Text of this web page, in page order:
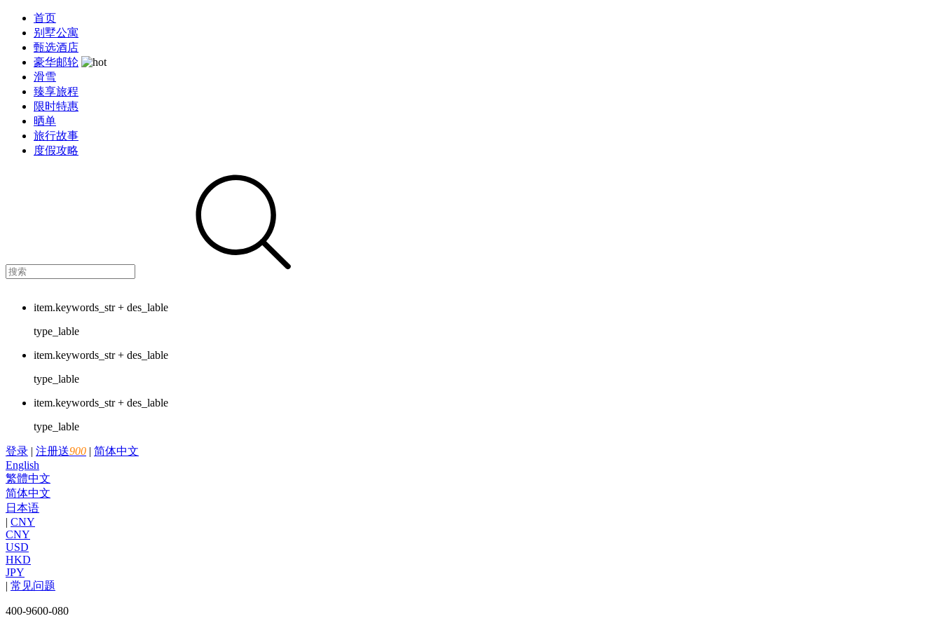
首页
别墅公寓
甄选酒店
豪华邮轮
滑雪
臻享旅程
限时特惠
晒单
旅行故事
度假攻略
item.keywords_str + des_lable
type_lable
item.keywords_str + des_lable
type_lable
item.keywords_str + des_lable
type_lable
登录 | 注册送900 | 简体中文
English
繁體中文
简体中文
日本语
| CNY
CNY
USD
HKD
JPY
| 常见问题
400-9600-080